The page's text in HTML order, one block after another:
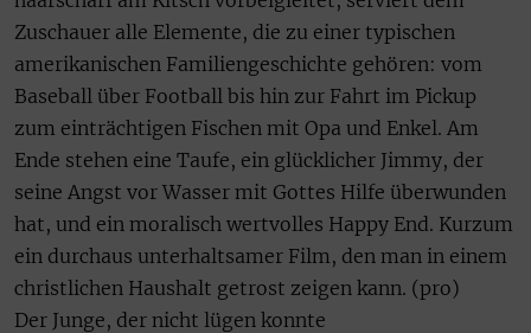
Zuschauer alle Elemente, die zu einer typischen
amerikanischen Familiengeschichte gehören: vom
Baseball über Football bis hin zur Fahrt im Pickup
zum einträchtigen Fischen mit Opa und Enkel. Am
Ende stehen eine Taufe, ein glücklicher Jimmy, der
seine Angst vor Wasser mit Gottes Hilfe überwunden
hat, und ein moralisch wertvolles Happy End. Kurzum
ein durchaus unterhaltsamer Film, den man in einem
christlichen Haushalt getrost zeigen kann. (pro)
Der Junge, der nicht lügen konnte